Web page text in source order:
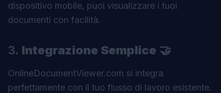
dispositivo mobile, puoi visualizzare i tuoi
documenti con facilità.
3. Integrazione Semplice 🤝
OnlineDocumentViewer.com si integra
perfettamente con il tuo flusso di lavoro esistente.